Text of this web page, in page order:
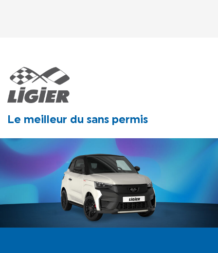
Le meilleur du sans permis